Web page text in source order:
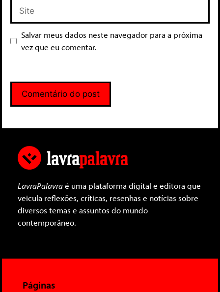
Salvar meus dados neste navegador para a próxima
vez que eu comentar.
LavraPalavraé uma plataforma digital e editora que
veicula reflexões, críticas, resenhas e notícias sobre
diversos temas e assuntos do mundo
contemporâneo.
Páginas